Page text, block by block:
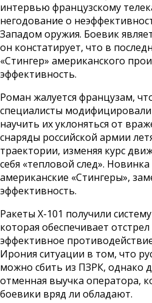
интервью французскому
негодование о
Западом оружия. Боевик
он констатирует, что в
«Стингер» американского
эффективность.
Роман жалуется французам,
специалисты
научить их уклоняться от
снаряды российской армии
траектории, изменяя курс
себя «тепловой след». Новинка
американские «Стингеры»,
эффективность.
Ракеты X-101 получили
которая обеспечивает
эффективное
Ирония ситуации в том, что
можно сбить из ПЗРК, однако
отменная выучка оператора,
боевики вряд ли обладают.